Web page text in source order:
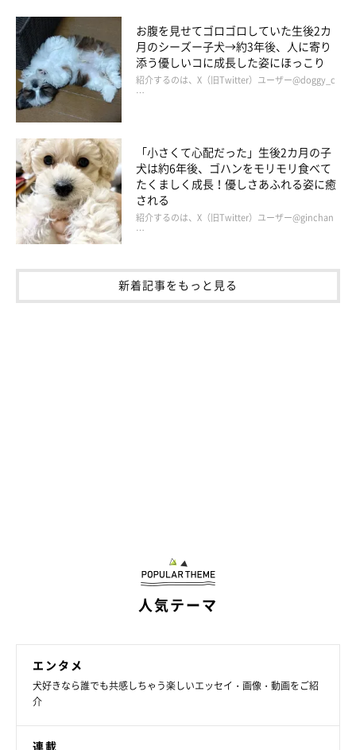
お腹を見せてゴロゴロしていた生後2カ
月のシーズー子犬→約3年後、人に寄り
添う優しいコに成長した姿にほっこり
紹介するのは、X（旧Twitter）ユーザー@doggy_c
…
「小さくて心配だった」生後2カ月の子
犬は約6年後、ゴハンをモリモリ食べて
たくましく成長！優しさあふれる姿に癒
される
紹介するのは、X（旧Twitter）ユーザー@ginchan
…
新着記事をもっと見る
人気テーマ
エンタメ
犬好きなら誰でも共感しちゃう楽しいエッセイ・画像・動画をご紹
介
連載